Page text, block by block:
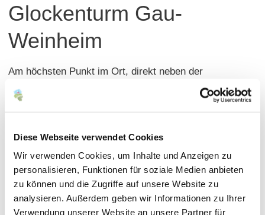
Diese Webseite verwendet Cookies
Wir verwenden Cookies, um Inhalte und Anzeigen zu
personalisieren, Funktionen für soziale Medien anbieten
zu können und die Zugriffe auf unsere Website zu
analysieren. Außerdem geben wir Informationen zu Ihrer
Verwendung unserer Website an unsere Partner für
Glockenturm Gau-
Weinheim
Am höchsten Punkt im Ort, direkt neben der
katholischen Kirche, steht das Wahrzeichen von Gau-
Weinheim. Der aus dem Mittelalter stammende
Ortsbefestigung, vermutlich aus dem 16. Jahrhundert,
wurde 1749 zum Glockenturm mit barocker Haube
umgebaut.
Nach einer Messung vom 15. Juli 2022 hat „Der Schiefe
Turm“ von Gau-Weinheim eine Neigung von 5,4277°.